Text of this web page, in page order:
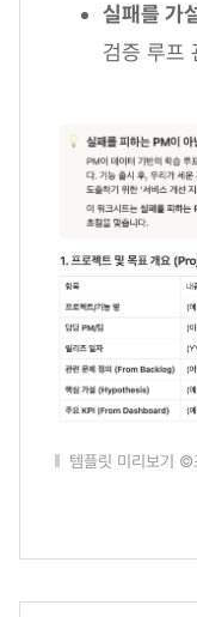
실패를 가
검증 루프
템플릿 미리보기 ©